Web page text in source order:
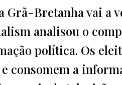
Grã-Bretanha vai a
analisou o
política. Os
consomem a